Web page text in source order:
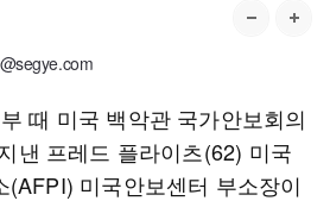
때 미국 백악관 국가안보회의
낸 프레드 플라이츠(62) 미국
(AFPI) 미국안보센터 부소장이